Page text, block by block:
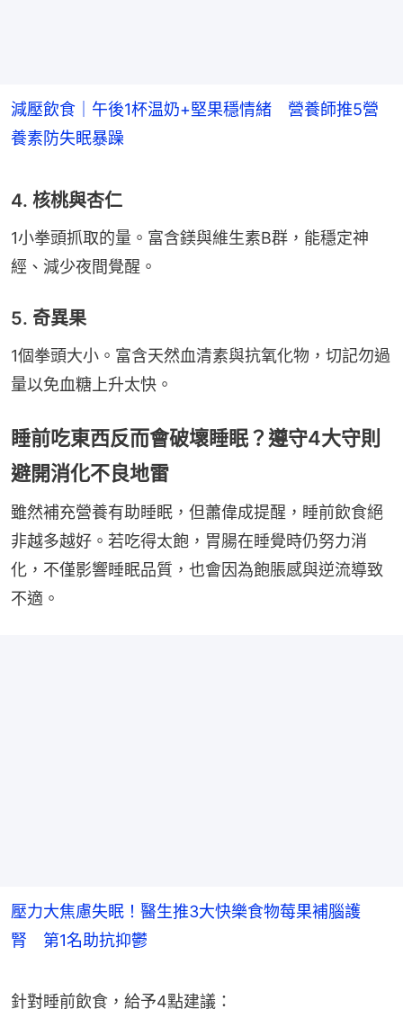
減壓飲食｜午後1杯温奶+堅果穩情緒 營養師推5營
養素防失眠暴躁
4. 核桃與杏仁
1小拳頭抓取的量。富含鎂與維生素B群，能穩定神
經、減少夜間覺醒。
5. 奇異果
1個拳頭大小。富含天然血清素與抗氧化物，切記勿過
量以免血糖上升太快。
睡前吃東西反而會破壞睡眠？遵守4大守則
避開消化不良地雷
雖然補充營養有助睡眠，但蕭偉成提醒，睡前飲食絕
非越多越好。若吃得太飽，胃腸在睡覺時仍努力消
化，不僅影響睡眠品質，也會因為飽脹感與逆流導致
不適。
壓力大焦慮失眠！醫生推3大快樂食物莓果補腦護
腎 第1名助抗抑鬱
針對睡前飲食，給予4點建議：